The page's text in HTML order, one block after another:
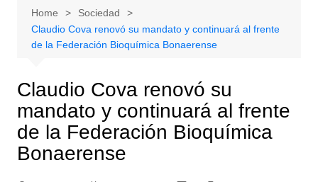
Home
Sociedad
Claudio Cova renovó su mandato y continuará al frente
de la Federación Bioquímica Bonaerense
Claudio Cova renovó su
mandato y continuará al frente
de la Federación Bioquímica
Bonaerense